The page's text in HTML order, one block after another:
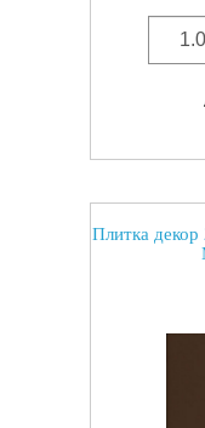
Плитка